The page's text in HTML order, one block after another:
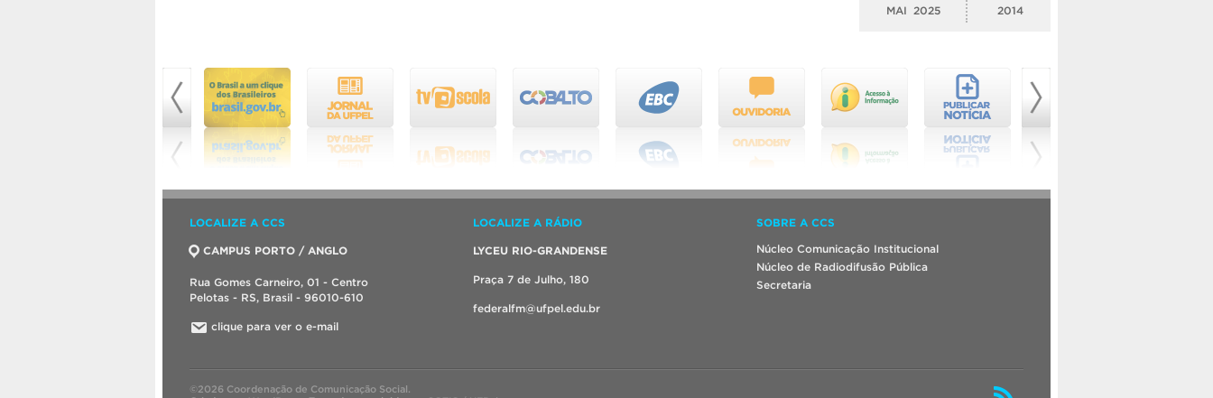
MAI
2025
2014
LOCALIZE A CCS
CAMPUS PORTO / ANGLO
Rua Gomes Carneiro, 01 - Centro
Pelotas - RS, Brasil - 96010-610
clique para ver o e-mail
LOCALIZE A RÁDIO
LYCEU RIO-GRANDENSE
Praça 7 de Julho, 180
federalfm@ufpel.edu.br
SOBRE A CCS
Núcleo Comunicação Institucional
Núcleo de Radiodifusão Pública
Secretaria
©2026 Coordenação de Comunicação Social.